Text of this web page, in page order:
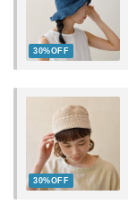
30%OFF
30%OFF